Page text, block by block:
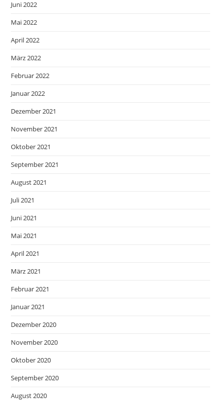
Juni 2022
Mai 2022
April 2022
März 2022
Februar 2022
Januar 2022
Dezember 2021
November 2021
Oktober 2021
September 2021
August 2021
Juli 2021
Juni 2021
Mai 2021
April 2021
März 2021
Februar 2021
Januar 2021
Dezember 2020
November 2020
Oktober 2020
September 2020
August 2020